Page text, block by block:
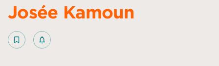
Josée Kamoun
bookmark_border notifications_none_outlined